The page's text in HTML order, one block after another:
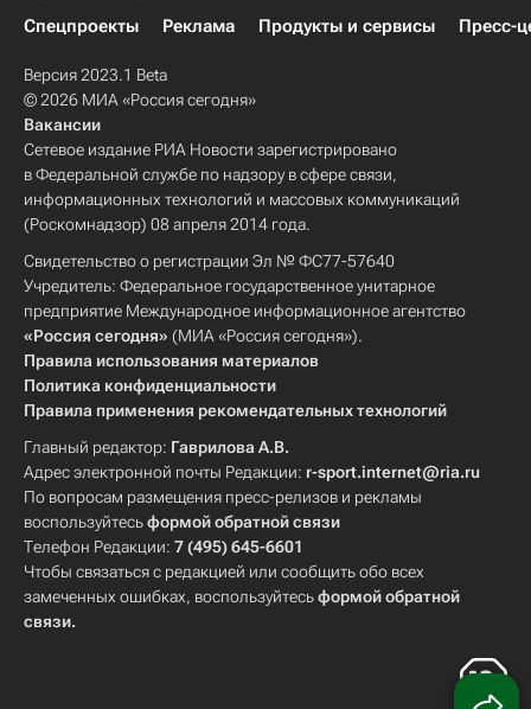
Спецпроекты
Реклама Продукты и сервисы Пресс-
Версия 2023.1 Beta
© 2026 МИА «Россия сегодня»
Вакансии
Сетевое издание РИА Новости зарегистрировано
в Федеральной службе по надзору в сфере связи,
информационных технологий и массовых коммуникаций
(Роскомнадзор) 08 апреля 2014 года.
Свидетельство о регистрации Эл № ФС77-57640
Учредитель: Федеральное государственное унитарное
предприятие Международное информационное агентство
«Россия сегодня» (МИА «Россия сегодня»).
Правила использования материалов
Политика конфиденциальности
Правила применения рекомендательных технологий
Главный редактор: Гаврилова А.В.
Адрес электронной почты Редакции: r-sport.internet@ria.ru
По вопросам размещения пресс-релизов и рекламы
воспользуйтесьформой обратной связи
Телефон Редакции: 7 (495) 645-6601
Чтобы связаться с редакцией или сообщить обо всех
замеченных ошибках, воспользуйтесьформой обратной
связи.